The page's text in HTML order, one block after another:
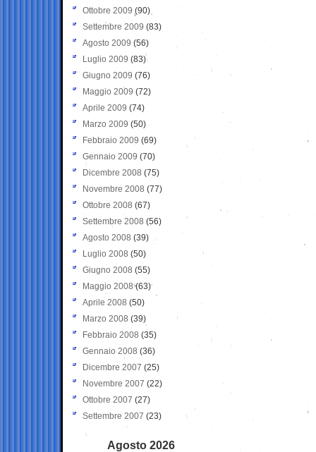
Ottobre 2009 (90)
Settembre 2009 (83)
Agosto 2009 (56)
Luglio 2009 (83)
Giugno 2009 (76)
Maggio 2009 (72)
Aprile 2009 (74)
Marzo 2009 (50)
Febbraio 2009 (69)
Gennaio 2009 (70)
Dicembre 2008 (75)
Novembre 2008 (77)
Ottobre 2008 (67)
Settembre 2008 (56)
Agosto 2008 (39)
Luglio 2008 (50)
Giugno 2008 (55)
Maggio 2008(63)
Aprile 2008 (50)
Marzo 2008 (39)
Febbraio 2008 (35)
Gennaio 2008 (36)
Dicembre 2007 (25)
Novembre 2007 (22)
Ottobre 2007 (27)
Settembre 2007 (23)
Agosto 2026